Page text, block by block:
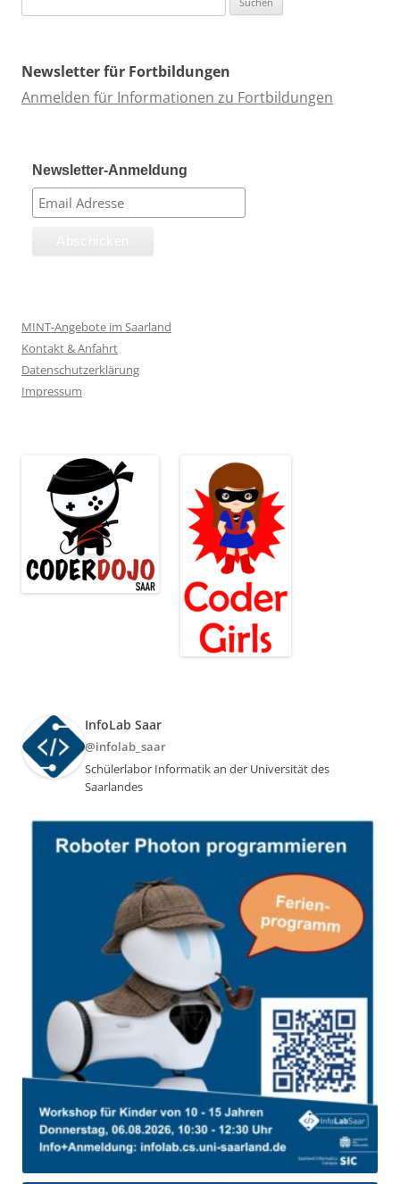
nach:
Newsletter für Fortbildungen
Anmelden für Informationen zu Fortbildungen
Newsletter-Anmeldung
MINT-Angebote im Saarland
Kontakt & Anfahrt
Datenschutzerklärung
Impressum
InfoLab Saar
@infolab_saar
Schülerlabor Informatik an der Universität des
Saarlandes